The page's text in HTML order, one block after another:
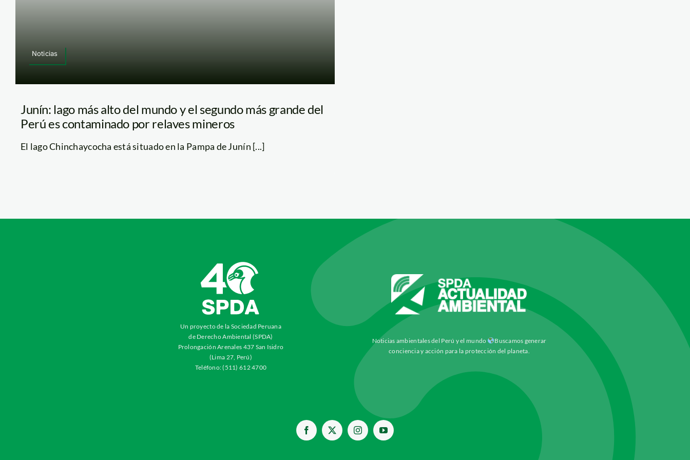
Noticias
Junín: lago más alto del mundo y el segundo más grande del
Perú es contaminado por relaves mineros
El lago Chinchaycocha está situado en la Pampa de Junín [...]
Un proyecto de la Sociedad Peruana
de Derecho Ambiental (SPDA)
Prolongación Arenales 437 San Isidro
(Lima 27, Perú)
Teléfono: (511) 612 4700
Noticias ambientales del Perú y el mundo
Buscamos generar
conciencia y acción para la protección del planeta.